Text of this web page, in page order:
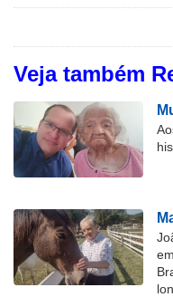
Veja também